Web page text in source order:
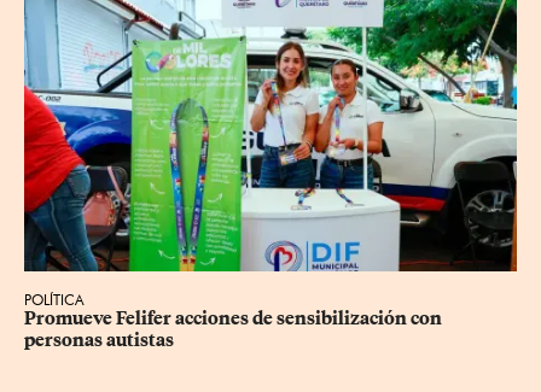
POLÍTICA
Promueve Felifer acciones de sensibilización con
personas autistas